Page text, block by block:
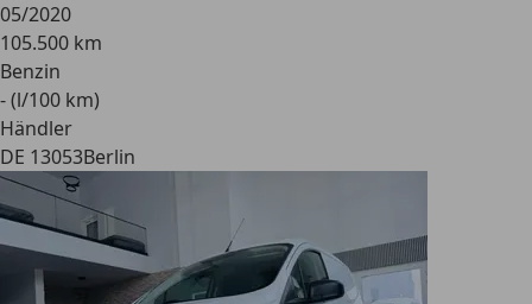
05/2020
105.500 km
Benzin
- (l/100 km)
Händler
DE 13053Berlin